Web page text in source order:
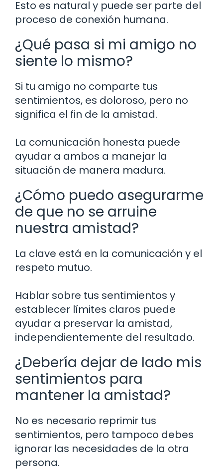
Esto es natural y puede ser parte del
proceso de conexión humana.
¿Qué pasa si mi amigo no
siente lo mismo?
Si tu amigo no comparte tus
sentimientos, es doloroso, pero no
significa el fin de la amistad.
La comunicación honesta puede
ayudar a ambos a manejar la
situación de manera madura.
¿Cómo puedo asegurarme
de que no se arruine
nuestra amistad?
La clave está en la comunicación y el
respeto mutuo.
Hablar sobre tus sentimientos y
establecer límites claros puede
ayudar a preservar la amistad,
independientemente del resultado.
¿Debería dejar de lado mis
sentimientos para
mantener la amistad?
No es necesario reprimir tus
sentimientos, pero tampoco debes
ignorar las necesidades de la otra
persona.